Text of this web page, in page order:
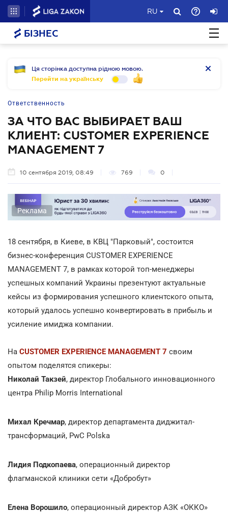
RU
БІЗНЕС
Ця сторінка доступна рідною мовою.
Перейти на українську
Ответственность
ЗА ЧТО ВАС ВЫБИРАЕТ ВАШ
КЛИЕНТ: CUSTOMER EXPERIENCE
MANAGEMENT 7
10 сентября 2019, 08:49 769 0
Реклама
18 сентября, в Киеве, в КВЦ "Парковый", состоится
бизнес-конференция CUSTOMER EXPERIENCE
MANAGEMENT 7, в рамках которой топ-менеджеры
успешных компаний Украины презентуют актуальные
кейсы из формирования успешного клиентского опыта,
который удалось успешно конвертировать в прибыль и
усиление имиджа компании.
На CUSTOMER EXPERIENCE MANAGEMENT 7 своим
опытом поделятся спикеры:
Николай Такзей, директор Глобального инновационного
центра Philip Morris International
Михал Кречмар, директор департамента диджитал-
трансформаций, PwC Polskа
Лидия Подкопаева, операционный директор
флагманской клиники сети «Добробут»
Елена Ворошило, операционный директор АЗК «ОККО»